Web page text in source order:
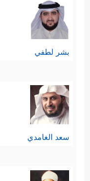
بشر لطفي
سعد الغامدي